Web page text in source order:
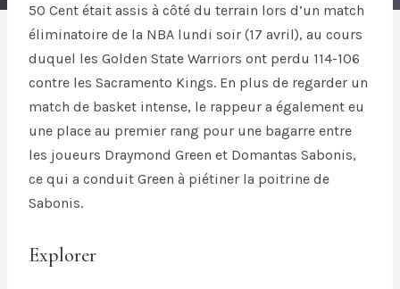
50 Cent était assis à côté du terrain lors d’un match
éliminatoire de la NBA lundi soir (17 avril), au cours
duquel les Golden State Warriors ont perdu 114-106
contre les Sacramento Kings. En plus de regarder un
match de basket intense, le rappeur a également eu
une place au premier rang pour une bagarre entre
les joueurs Draymond Green et Domantas Sabonis,
ce qui a conduit Green à piétiner la poitrine de
Sabonis.
Explorer